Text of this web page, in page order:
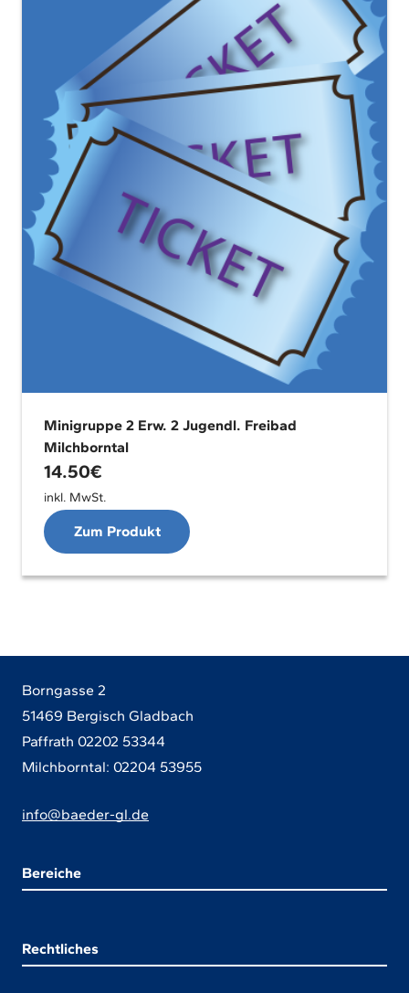
Minigruppe 2 Erw. 2 Jugendl. Freibad
Milchborntal
14.50€
inkl. MwSt.
Zum Produkt
Borngasse 2
51469 Bergisch Gladbach
Paffrath 02202 53344
Milchborntal: 02204 53955
info@baeder-gl.de
Bereiche
Rechtliches